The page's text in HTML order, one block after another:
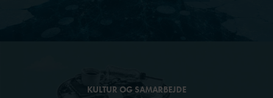
KULTUR OG SAMARBEJDE